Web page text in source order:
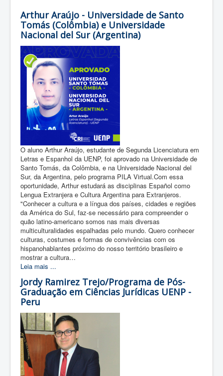
Arthur Araújo - Universidade de Santo
Tomás (Colômbia) e Universidade
Nacional del Sur (Argentina)
O aluno Arthur Araújo, estudante de Segunda Licenciatura em
Letras e Espanhol da UENP, foi aprovado na Universidade de
Santo Tomás, da Colômbia, e na Universidade Nacional del
Sur, da Argentina, pelo programa PILA Virtual.Com essa
oportunidade, Arthur estudará as disciplinas Español como
Lengua Extranjera e Cultura Argentina para Extranjeros.
"Conhecer a cultura e a língua dos países, cidades e regiões
da América do Sul, faz-se necessário para compreender o
quão latino-americano somos nas mais diversas
multiculturalidades espalhadas pelo mundo. Quero conhecer
culturas, costumes e formas de convivências com os
hispanohablantes próximo do nosso território brasileiro e
mostrar a cultura…
Leia mais ...
Jordy Ramirez Trejo/Programa de Pós-
Graduação em Ciências Jurídicas UENP -
Peru